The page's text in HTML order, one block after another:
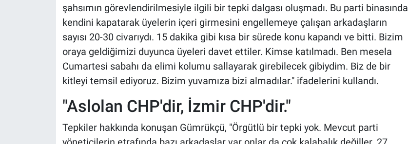
şahsımın görevlendirilmesiyle ilgili bir tepki dalgası oluşmadı. Bu parti binasında
kendini kapatarak üyelerin içeri girmesini engellemeye çalışan arkadaşların
sayısı 20-30 civarıydı. 15 dakika gibi kısa bir sürede konu kapandı ve bitti. Bizim
oraya geldiğimizi duyunca üyeleri davet ettiler. Kimse katılmadı. Ben mesela
Cumartesi sabahı da elimi kolumu sallayarak girebilecek gibiydim. Biz de bir
kitleyi temsil ediyoruz. Bizim yuvamıza bizi almadılar." ifadelerini kullandı.
"Aslolan CHP'dir, İzmir CHP'dir."
Tepkiler hakkında konuşan Gümrükçü, "Örgütlü bir tepki yok. Mevcut parti